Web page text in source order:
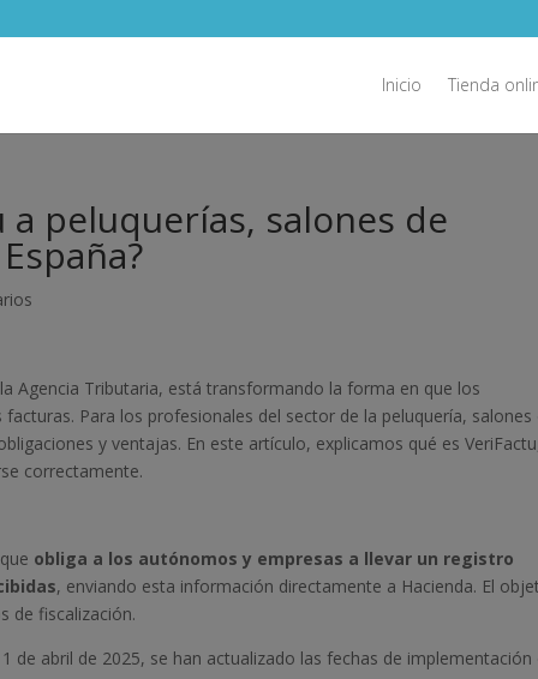
Inicio Tienda
a peluquerías, salones de
Agencia Tributaria, está transformando la forma en que los
Para los profesionales del sector de la peluquería, salones
y ventajas. En este artículo, explicamos qué es
correctamente.
obliga a los autónomos y empresas a llevar un registro
, enviando esta información directamente a Hacienda. El
de fiscalización.
de abril de 2025, se han actualizado las fechas de implementación